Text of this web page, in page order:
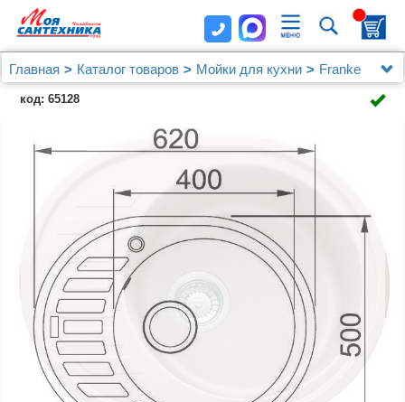
Главная Каталог товаров Мойки для кухни
Franke
Мойка кухонная Franke Ronda ROG 611С сахара
код: 65128